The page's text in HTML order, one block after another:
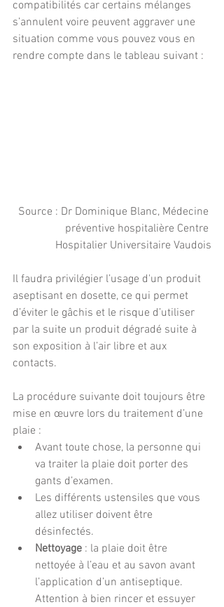
compatibilités car certains mélanges
s’annulent voire peuvent aggraver une
situation comme vous pouvez vous en
rendre compte dans le tableau suivant :
Source : Dr Dominique Blanc, Médecine
préventive hospitalière Centre
Hospitalier Universitaire Vaudois
Il faudra privilégier l’usage d'un produit
aseptisant en dosette, ce qui permet
d’éviter le gâchis et le risque d’utiliser
par la suite un produit dégradé suite à
son exposition à l’air libre et aux
contacts.
La procédure suivante doit toujours être
mise en œuvre lors du traitement d’une
plaie :
Avant toute chose, la personne qui
va traiter la plaie doit porter des
gants d’examen.
Les différents ustensiles que vous
allez utiliser doivent être
désinfectés.
Nettoyage : la plaie doit être
nettoyée à l’eau et au savon avant
l’application d’un antiseptique.
Attention à bien rincer et essuyer